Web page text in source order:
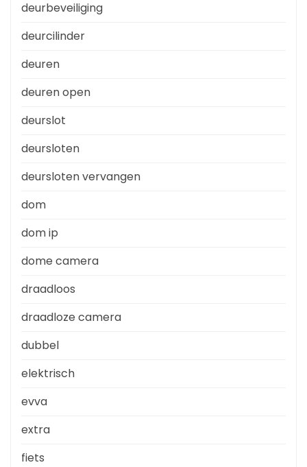
deurbeveiliging
deurcilinder
deuren
deuren open
deurslot
deursloten
deursloten vervangen
dom
dom ip
dome camera
draadloos
draadloze camera
dubbel
elektrisch
evva
extra
fiets